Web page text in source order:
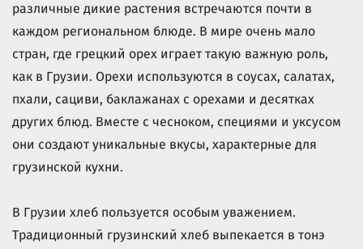
различные дикие растения встречаются почти в
каждом региональном блюде. В мире очень мало
стран, где грецкий орех играет такую важную роль,
как в Грузии. Орехи используются в соусах, салатах,
пхали, сациви, баклажанах с орехами и десятках
других блюд. Вместе с чесноком, специями и уксусом
они создают уникальные вкусы, характерные для
грузинской кухни.
В Грузии хлеб пользуется особым уважением.
Традиционный грузинский хлеб выпекается в тонэ